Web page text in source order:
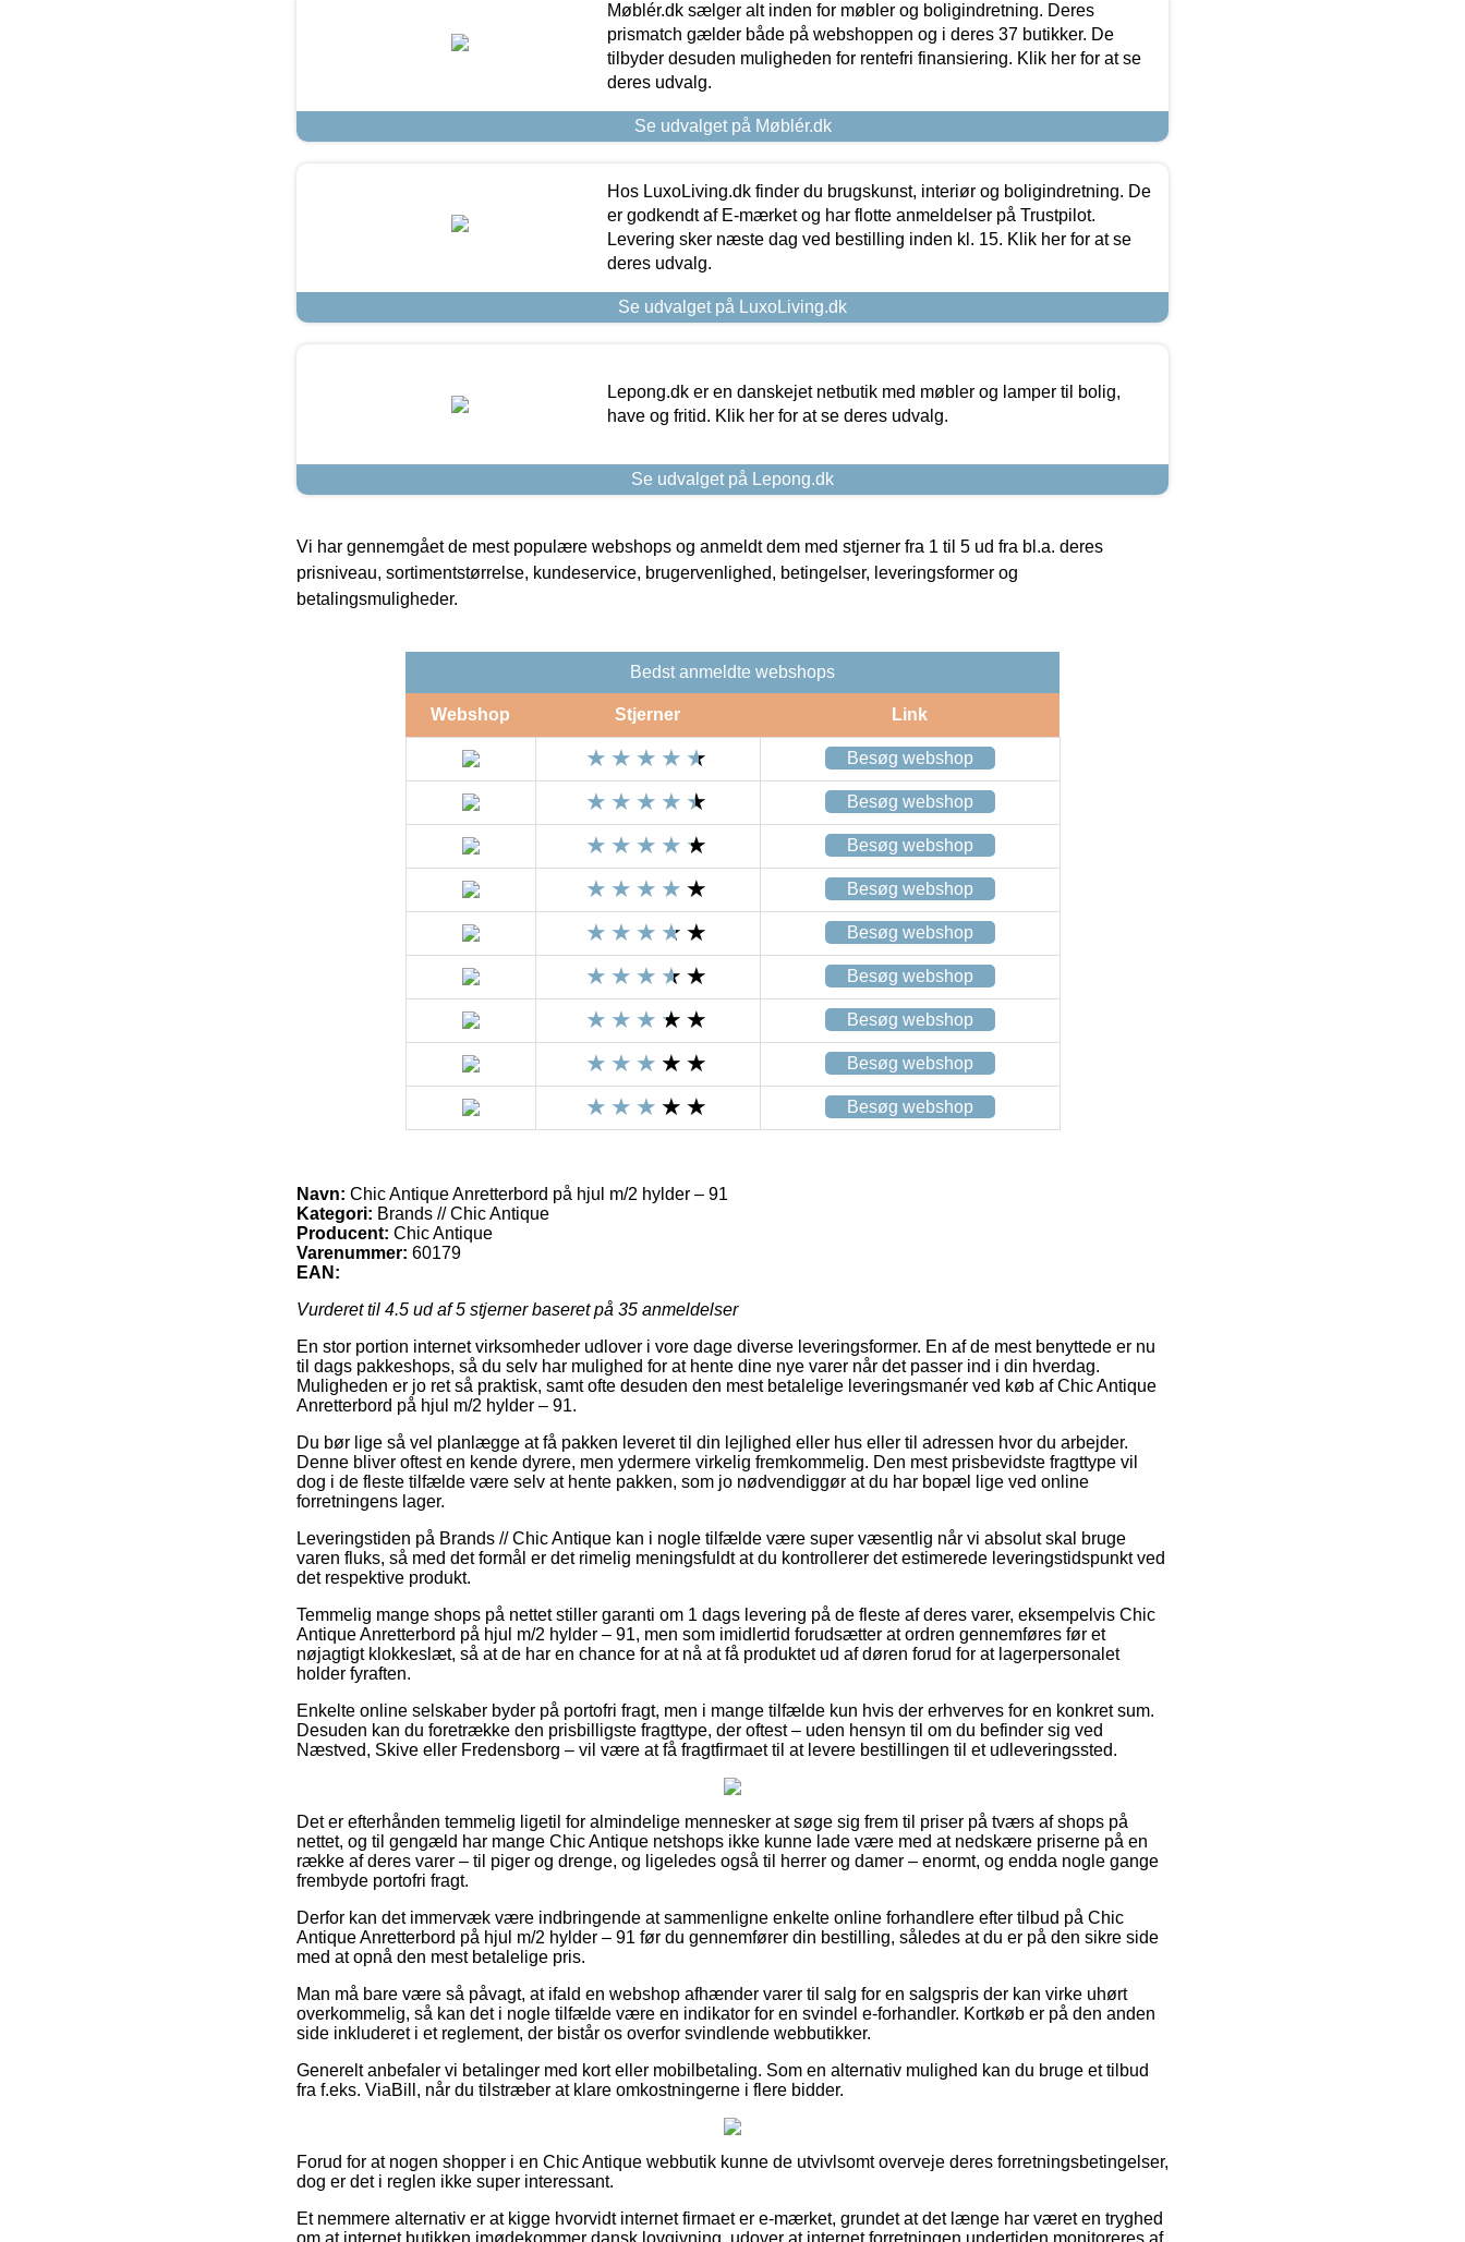
Møblér.dk sælger alt inden for møbler og boligindretning. Deres
prismatch gælder både på webshoppen og i deres 37 butikker. De
tilbyder desuden muligheden for rentefri finansiering. Klik her for at se
deres udvalg.
Se udvalget på Møblér.dk
Hos LuxoLiving.dk finder du brugskunst, interiør og boligindretning. De
er godkendt af E-mærket og har flotte anmeldelser på Trustpilot.
Levering sker næste dag ved bestilling inden kl. 15. Klik her for at se
deres udvalg.
Se udvalget på LuxoLiving.dk
Lepong.dk er en danskejet netbutik med møbler og lamper til bolig,
have og fritid. Klik her for at se deres udvalg.
Se udvalget på Lepong.dk
Vi har gennemgået de mest populære webshops og anmeldt dem med stjerner fra 1 til 5 ud fra bl.a. deres
prisniveau, sortimentstørrelse, kundeservice, brugervenlighed, betingelser, leveringsformer og
betalingsmuligheder.
Bedst anmeldte webshops
Webshop Stjerner Link
Besøg webshop
Besøg webshop
Besøg webshop
Besøg webshop
Besøg webshop
Besøg webshop
Besøg webshop
Besøg webshop
Besøg webshop
Navn: Chic Antique Anretterbord på hjul m/2 hylder – 91
Kategori: Brands // Chic Antique
Producent: Chic Antique
Varenummer: 60179
EAN:
Vurderet til 4.5 ud af 5 stjerner baseret på 35 anmeldelser
En stor portion internet virksomheder udlover i vore dage diverse leveringsformer. En af de mest benyttede er nu
til dags pakkeshops, så du selv har mulighed for at hente dine nye varer når det passer ind i din hverdag.
Muligheden er jo ret så praktisk, samt ofte desuden den mest betalelige leveringsmanér ved køb af Chic Antique
Anretterbord på hjul m/2 hylder – 91.
Du bør lige så vel planlægge at få pakken leveret til din lejlighed eller hus eller til adressen hvor du arbejder.
Denne bliver oftest en kende dyrere, men ydermere virkelig fremkommelig. Den mest prisbevidste fragttype vil
dog i de fleste tilfælde være selv at hente pakken, som jo nødvendiggør at du har bopæl lige ved online
forretningens lager.
Leveringstiden på Brands // Chic Antique kan i nogle tilfælde være super væsentlig når vi absolut skal bruge
varen fluks, så med det formål er det rimelig meningsfuldt at du kontrollerer det estimerede leveringstidspunkt ved
det respektive produkt.
Temmelig mange shops på nettet stiller garanti om 1 dags levering på de fleste af deres varer, eksempelvis Chic
Antique Anretterbord på hjul m/2 hylder – 91, men som imidlertid forudsætter at ordren gennemføres før et
nøjagtigt klokkeslæt, så at de har en chance for at nå at få produktet ud af døren forud for at lagerpersonalet
holder fyraften.
Enkelte online selskaber byder på portofri fragt, men i mange tilfælde kun hvis der erhverves for en konkret sum.
Desuden kan du foretrække den prisbilligste fragttype, der oftest – uden hensyn til om du befinder sig ved
Næstved, Skive eller Fredensborg – vil være at få fragtfirmaet til at levere bestillingen til et udleveringssted.
Det er efterhånden temmelig ligetil for almindelige mennesker at søge sig frem til priser på tværs af shops på
nettet, og til gengæld har mange Chic Antique netshops ikke kunne lade være med at nedskære priserne på en
række af deres varer – til piger og drenge, og ligeledes også til herrer og damer – enormt, og endda nogle gange
frembyde portofri fragt.
Derfor kan det immervæk være indbringende at sammenligne enkelte online forhandlere efter tilbud på Chic
Antique Anretterbord på hjul m/2 hylder – 91 før du gennemfører din bestilling, således at du er på den sikre side
med at opnå den mest betalelige pris.
Man må bare være så påvagt, at ifald en webshop afhænder varer til salg for en salgspris der kan virke uhørt
overkommelig, så kan det i nogle tilfælde være en indikator for en svindel e-forhandler. Kortkøb er på den anden
side inkluderet i et reglement, der bistår os overfor svindlende webbutikker.
Generelt anbefaler vi betalinger med kort eller mobilbetaling. Som en alternativ mulighed kan du bruge et tilbud
fra f.eks. ViaBill, når du tilstræber at klare omkostningerne i flere bidder.
Forud for at nogen shopper i en Chic Antique webbutik kunne de utvivlsomt overveje deres forretningsbetingelser,
dog er det i reglen ikke super interessant.
Et nemmere alternativ er at kigge hvorvidt internet firmaet er e-mærket, grundet at det længe har været en tryghed